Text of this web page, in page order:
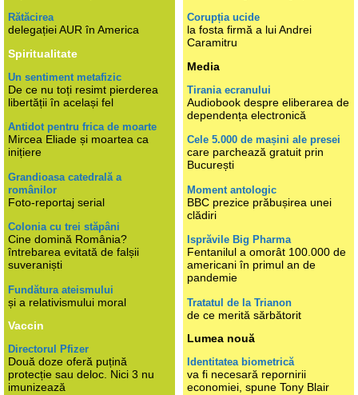
Rătăcirea
delegației AUR în America
Spiritualitate
Un sentiment metafizic
De ce nu toți resimt pierderea
libertății în același fel
Antidot pentru frica de moarte
Mircea Eliade și moartea ca
inițiere
Grandioasa catedrală a
românilor
Foto-reportaj serial
Colonia cu trei stăpâni
Cine domină România?
întrebarea evitată de falșii
suveraniști
Fundătura ateismului
și a relativismului moral
Vaccin
Directorul Pfizer
Două doze oferă puțină
protecție sau deloc. Nici 3 nu
imunizează
Corupția ucide
la fosta firmă a lui Andrei
Caramitru
Media
Tirania ecranului
Audiobook despre eliberarea de
dependența electronică
Cele 5.000 de mașini ale presei
care parchează gratuit prin
București
Moment antologic
BBC prezice prăbușirea unei
clădiri
Isprăvile Big Pharma
Fentanilul a omorât 100.000 de
americani în primul an de
pandemie
Tratatul de la Trianon
de ce merită sărbătorit
Lumea nouă
Identitatea biometrică
va fi necesară repornirii
economiei, spune Tony Blair